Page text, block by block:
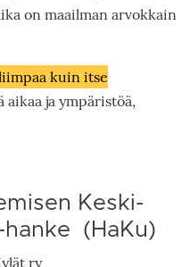
on maailman arvokkain
kuin itse
aikaa ja ympäristöä,
Keski-
hanke (HaKu)
ry